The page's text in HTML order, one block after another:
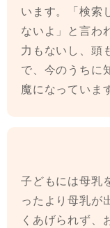
います。「検索
ないよ」と言わ
力もないし、頭
で、今のうちに
魔になっていま
子どもには母乳
ったより母乳が
くあげられず、